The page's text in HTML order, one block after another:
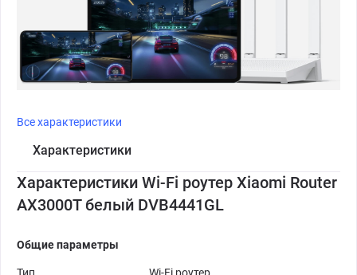
Все характеристики
Характеристики
Характеристики Wi-Fi роутер Xiaomi Router
AX3000T белый DVB4441GL
Общие параметры